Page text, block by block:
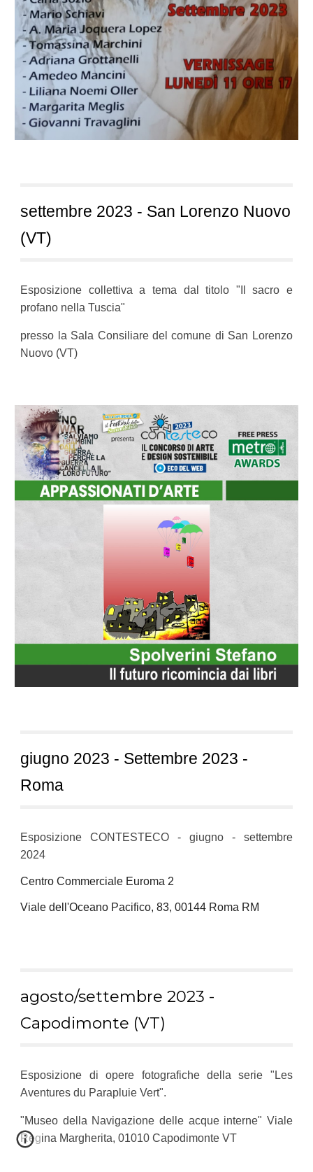
settembre 2023 - San Lorenzo Nuovo
(VT)
Esposizione collettivaa tema dal titolo "Il sacro e
profano nella Tuscia"
presso la Sala Consiliare del comune di San Lorenzo
Nuovo (VT)
giugno 2023 - Settembre 2023 -
Roma
Esposizione CONTESTECO - giugno - settembre
2024
Centro Commerciale Euroma 2
Viale dell'Oceano Pacifico, 83, 00144 Roma RM
agosto/settembre 2023 -
Capodimonte (VT)
Esposizione di opere fotografiche della serie "Les
Aventures du Parapluie Vert".
"Museo della Navigazione delle acque interne" Viale
Regina Margherita, 01010 Capodimonte VT